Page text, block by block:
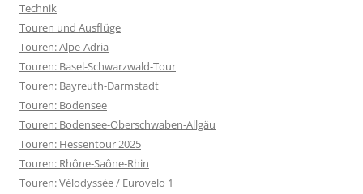
Technik
Touren und Ausflüge
Touren: Alpe-Adria
Touren: Basel-Schwarzwald-Tour
Touren: Bayreuth-Darmstadt
Touren: Bodensee
Touren: Bodensee-Oberschwaben-Allgäu
Touren: Hessentour 2025
Touren: Rhône-Saône-Rhin
Touren: Vélodyssée / Eurovelo 1